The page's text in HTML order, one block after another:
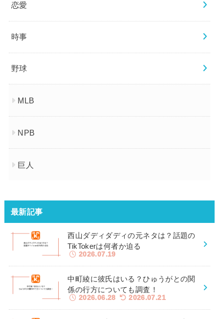
恋愛
時事
野球
MLB
NPB
巨人
最新記事
西山ダディダディの元ネタは？話題の
TikTokerは何者か迫る
2026.07.19
中町綾に彼氏はいる？ひゅうがとの関
係の行方についても調査！
2026.06.28 2026.07.21